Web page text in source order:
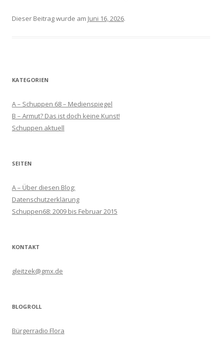
Dieser Beitrag wurde am Juni 16, 2026.
KATEGORIEN
A – Schuppen 68 – Medienspiegel
B – Armut? Das ist doch keine Kunst!
Schuppen aktuell
SEITEN
A – Über diesen Blog:
Datenschutzerklärung
Schuppen68: 2009 bis Februar 2015
KONTAKT
gleitzek@gmx.de
BLOGROLL
Bürgerradio Flora